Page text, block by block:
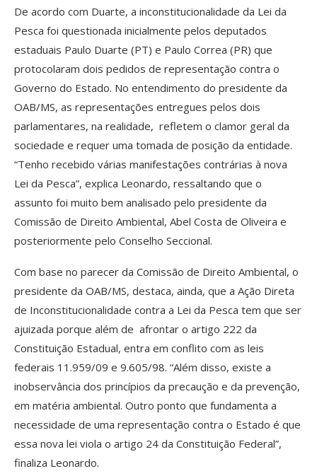
De acordo com Duarte, a inconstitucionalidade da Lei da
Pesca foi questionada inicialmente pelos deputados
estaduais Paulo Duarte (PT) e Paulo Correa (PR) que
protocolaram dois pedidos de representação contra o
Governo do Estado. No entendimento do presidente da
OAB/MS, as representações entregues pelos dois
parlamentares, na realidade, refletem o clamor geral da
sociedade e requer uma tomada de posição da entidade.
“Tenho recebido várias manifestações contrárias à nova
Lei da Pesca”, explica Leonardo, ressaltando que o
assunto foi muito bem analisado pelo presidente da
Comissão de Direito Ambiental, Abel Costa de Oliveira e
posteriormente pelo Conselho Seccional.
Com base no parecer da Comissão de Direito Ambiental, o
presidente da OAB/MS, destaca, ainda, que a Ação Direta
de Inconstitucionalidade contra a Lei da Pesca tem que ser
ajuizada porque além de afrontar o artigo 222 da
Constituição Estadual, entra em conflito com as leis
federais 11.959/09 e 9.605/98. “Além disso, existe a
inobservância dos princípios da precaução e da prevenção,
em matéria ambiental. Outro ponto que fundamenta a
necessidade de uma representação contra o Estado é que
essa nova lei viola o artigo 24 da Constituição Federal”,
finaliza Leonardo.